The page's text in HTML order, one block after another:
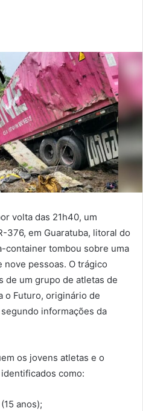
volta das 21h40, um
376, em Guaratuba, litoral do
container tombou sobre uma
pessoas. O trágico
de um grupo de atletas de
o Futuro, originário de
informações da
os jovens atletas e o
como:
anos);